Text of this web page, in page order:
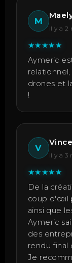
M
il y a 2
★★★★★
Aymeric
drones et
!
V
il y a 3
★★★★★
De la
coup d'œil
ainsi que
Aymeric
des
rendu final
Je